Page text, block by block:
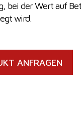
bei der Wert auf
wird.
ANFRAGEN